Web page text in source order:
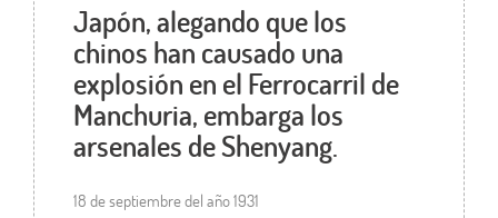
Japón, alegando que los
chinos han causado una
explosión en el Ferrocarril de
Manchuria, embarga los
arsenales de Shenyang.
18 de septiembre del año 1931